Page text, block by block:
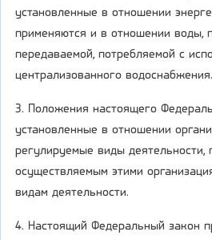
установленные в отношении
применяются и в отношении воды,
передаваемой, потребляемой с
централизованного водоснабжения.
3. Положения настоящего
установленные в отношении
регулируемые виды деятельности,
осуществляемым этими
видам деятельности.
4. Настоящий Федеральный закон